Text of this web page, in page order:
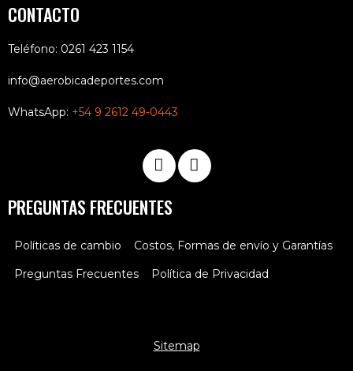
CONTACTO
Teléfono: 0261 423 1154
info@aerobicadeportes.com
WhatsApp: +54 9 2612 49-0443
PREGUNTAS FRECUENTES
Políticas de cambio
Costos, Formas de envío y Garantías
Preguntas Frecuentes
Política de Privacidad
Sitemap